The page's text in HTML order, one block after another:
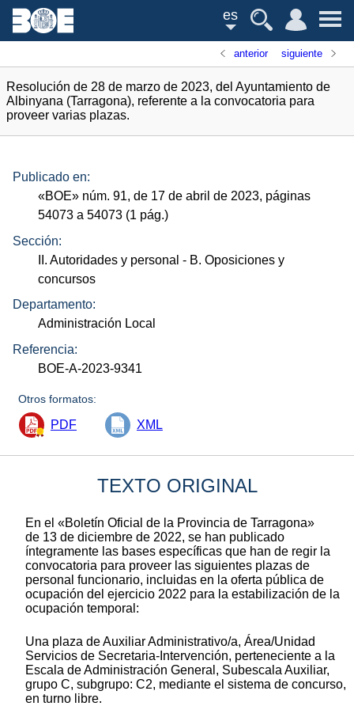
es
anterior siguiente
Resolución de 28 de marzo de 2023, del Ayuntamiento de
Albinyana (Tarragona), referente a la convocatoria para
proveer varias plazas.
Publicado en:
«BOE» núm. 91, de 17 de abril de 2023, páginas
54073 a 54073 (1 pág.)
Sección:
II. Autoridades y personal - B. Oposiciones y
concursos
Departamento:
Administración Local
Referencia:
BOE-A-2023-9341
Otros formatos:
PDF XML
TEXTO ORIGINAL
En el «Boletín Oficial de la Provincia de Tarragona»
de 13 de diciembre de 2022, se han publicado
íntegramente las bases específicas que han de regir la
convocatoria para proveer las siguientes plazas de
personal funcionario, incluidas en la oferta pública de
ocupación del ejercicio 2022 para la estabilización de la
ocupación temporal:
Una plaza de Auxiliar Administrativo/a, Área/Unidad
Servicios de Secretaria-Intervención, perteneciente a la
Escala de Administración General, Subescala Auxiliar,
grupo C, subgrupo: C2, mediante el sistema de concurso,
en turno libre.